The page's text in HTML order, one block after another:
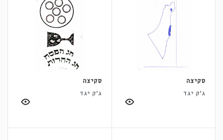
סקיצה
ג'ק יגד
סקיצה
ג'ק יגד